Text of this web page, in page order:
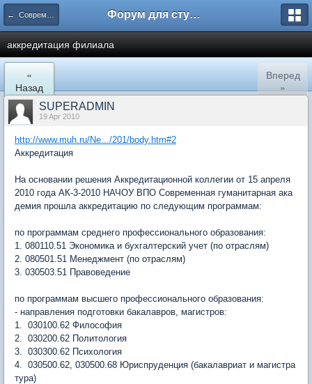
← Современная Гуманитарная Академия Форум для студента СГА
аккредитация филиала
«
Назад
Вперед
»
SUPERADMIN
19 Apr 2010
http://www.muh.ru/Ne.../201/body.htm#2
Аккредитация
На основании решения Аккредитационной коллегии от 15 апреля
2010 года АК-3-2010 НАЧОУ ВПО Современная гуманитарная ака
демия прошла аккредитацию по следующим программам:
по программам среднего профессионального образования:
1. 080110.51 Экономика и бухгалтерский учет (по отраслям)
2. 080501.51 Менеджмент (по отраслям)
3. 030503.51 Правоведение
по программам высшего профессионального образования:
- направления подготовки бакалавров, магистров:
1. 030100.62 Философия
2. 030200.62 Политология
3. 030300.62 Психология
4. 030500.62, 030500.68 Юриспруденция (бакалавриат и магистра
тура)